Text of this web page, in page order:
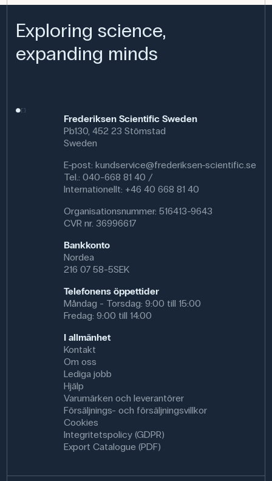
Exploring science,
expanding minds
Frederiksen Scientific Sweden
Pb130, 452 23 Stömstad
Sweden
E-post: kundservice@frederiksen-scientific.se
Tel.: 040-668 81 40 /
Internationellt: +46 40 668 81 40
Organisationsnummer: 516413-9643
CVR nr. 36996617
Bankkonto
Nordea
216 07 58-5SEK
Telefonens öppettider
Måndag - Torsdag: 9:00 till 15:00
Fredag: 9:00 till 14:00
I allmänhet
Kontakt
Om oss
Lediga jobb
Hjälp
Varumärken och leverantörer
Försäljnings- och försäljningsvillkor
Cookies
Integritetspolicy (GDPR)
Export Catalogue (PDF)